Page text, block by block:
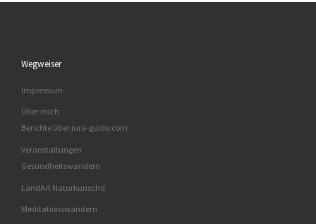
Wegweiser
Impressum
Über mich
Berichte über jura-guide.com
Veranstaltungen
Gesundheitswandern
LandArt Naturkunschd
Meditationswandern